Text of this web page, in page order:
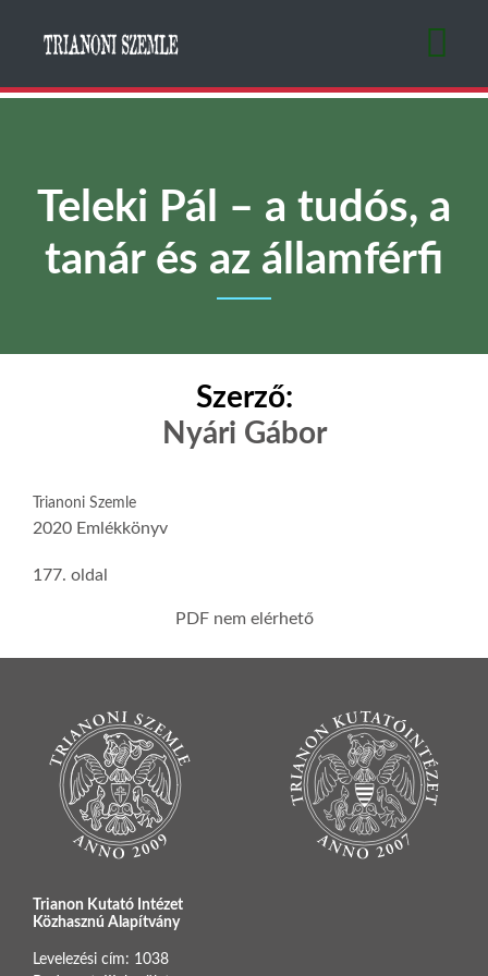
Teleki Pál – a tudós, a
tanár és az államférfi
Szerző:
Nyári Gábor
Trianoni Szemle
2020 Emlékkönyv
177. oldal
PDF nem elérhető
Trianon Kutató Intézet
Közhasznú Alapítvány
Levelezési cím: 1038